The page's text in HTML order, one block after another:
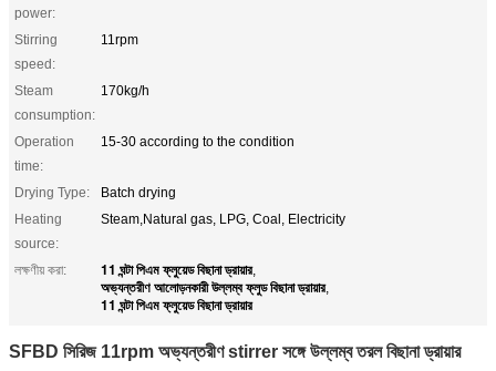
power:
Stirring
speed:
11rpm
Steam
consumption:
170kg/h
Operation
time:
15-30 according to the condition
Drying Type:
Batch drying
Heating
source:
Steam,Natural gas, LPG, Coal, Electricity
লক্ষণীয় করা: 11 ঘন্টা পিএম ফ্লুয়েড বিছানা ড্রায়ার,
অভ্যন্তরীণ আলোড়নকারী উল্লম্ব ফ্লুড বিছানা ড্রায়ার,
11 ঘন্টা পিএম ফ্লুয়েড বিছানা ড্রায়ার
SFBD সিরিজ 11rpm অভ্যন্তরীণ stirrer সঙ্গে উল্লম্ব তরল বিছানা ড্রায়ার